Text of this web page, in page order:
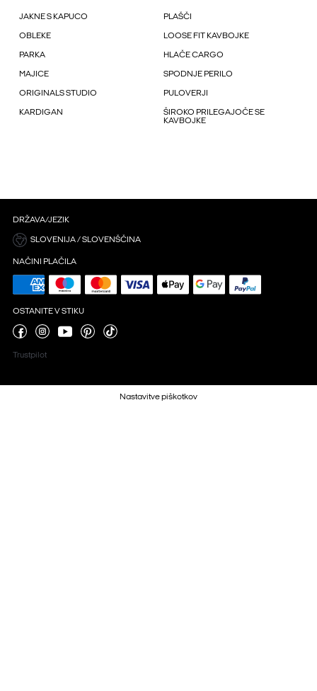
JAKNE S KAPUCO PLAŠČI
OBLEKE LOOSE FIT KAVBOJKE
PARKA HLAČE CARGO
MAJICE SPODNJE PERILO
ORIGINALS STUDIO PULOVERJI
KARDIGAN
ŠIROKO PRILEGAJOČE SE
KAVBOJKE
DRŽAVA/JEZIK
SLOVENIJA / SLOVENŠČINA
NAČINI PLAČILA
OSTANITE V STIKU
Trustpilot
Nastavitve piškotkov